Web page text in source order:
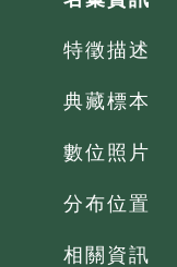
特徵描述
典藏標本
數位照片
分布位置
相關資訊